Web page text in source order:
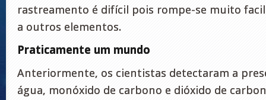
rastreamento é difícil pois rompe-se muito
a outros elementos.
Praticamente um mundo
Anteriormente, os cientistas detectaram a
água, monóxido de carbono e dióxido de